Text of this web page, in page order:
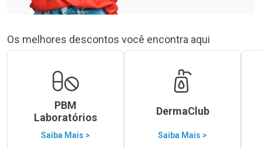
Os melhores descontos você encontra aqui
PBM
Laboratórios
Saiba Mais >
DermaClub
Saiba Mais >